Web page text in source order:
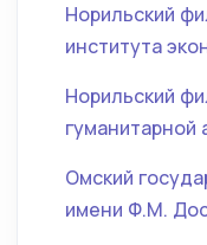
Норильский
института
Норильский
гуманитарной
Омский
имени Ф.М.